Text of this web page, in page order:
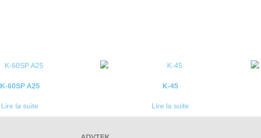
K-60SP A25
Lire la suite
K-45
Lire la suite